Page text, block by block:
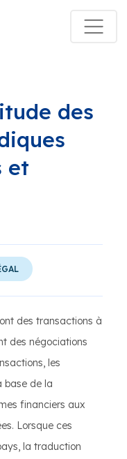
des
et
des transactions à
des négociations
les
base de la
financiers aux
Lorsque ces
la traduction